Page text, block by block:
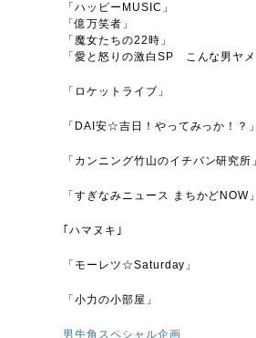
「ハッピーMUSIC」
「億万笑者」
「魔女たちの22時」
「愛と怒りの激白SP こんな男ヤ
「ロケットライブ」
「DAI安☆吉日！やってみっか！？」
「カンニング竹山のイチバン研究所
「すぎなみニュース まちかどNOW」
｢ハマヌキ｣
「モーレツ☆Saturday」
「小力の小部屋」
男牛角スペシャル企画